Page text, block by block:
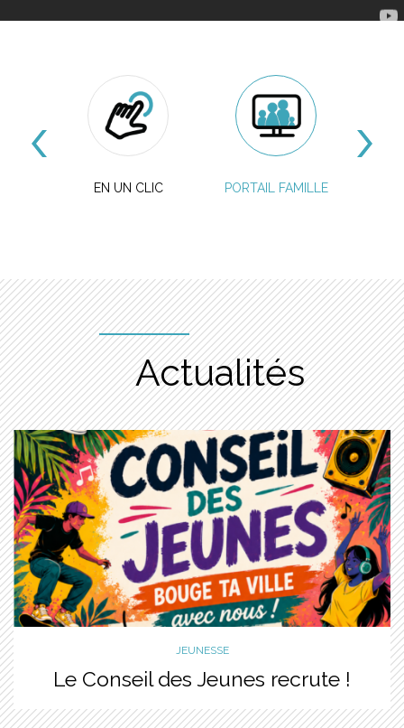
Accès rapide
EN UN CLIC PORTAIL FAMILLE
Actualités
JEUNESSE
Le Conseil des Jeunes recrute !